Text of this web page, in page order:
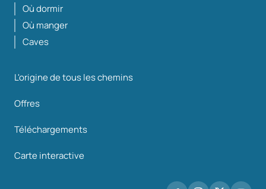
Où dormir
Où manger
Caves
L'origine de tous les chemins
Offres
Téléchargements
Carte interactive